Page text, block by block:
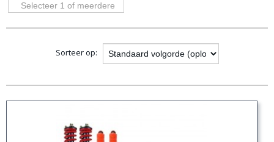
Selecteer 1 of meerdere
Sorteer op: